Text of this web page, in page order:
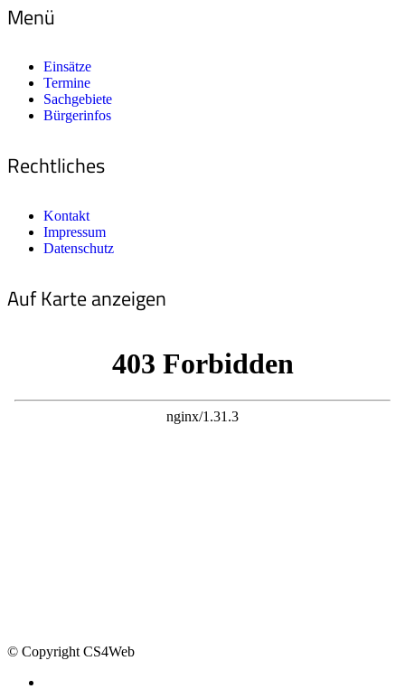
Menü
Einsätze
Termine
Sachgebiete
Bürgerinfos
Rechtliches
Kontakt
Impressum
Datenschutz
Auf Karte anzeigen
© Copyright CS4Web